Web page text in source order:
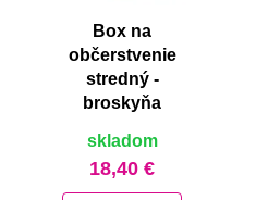
Box na
občerstvenie
stredný -
broskyňa
skladom
18,40 €